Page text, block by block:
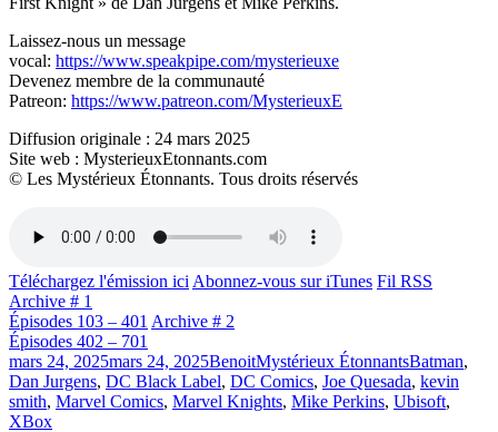
Laissez-nous un message
vocal: https://www.speakpipe.com/mysterieuxe
Devenez membre de la communauté
Patreon: https://www.patreon.com/MysterieuxE
Diffusion originale : 24 mars 2025
Site web : MysterieuxEtonnants.com
© Les Mystérieux Étonnants. Tous droits réservés
Téléchargez l'émission ici Abonnez-vous sur iTunes Fil RSS
Archive # 1
Épisodes 103 – 401 Archive # 2
Épisodes 402 – 701
Publié
le
mars 24, 2025mars 24, 2025BenoitCatégories
Mystérieux ÉtonnantsÉtiquettes
Batman,
Dan Jurgens, DC Black Label, DC Comics, Joe Quesada, kevin
smith, Marvel Comics, Marvel Knights, Mike Perkins, Ubisoft,
XBox